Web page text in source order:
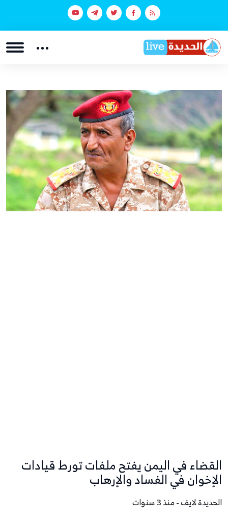
القضاء في اليمن يفتح ملفات تورط قيادات
الإخوان في الفساد والإرهاب
الحديدة لايف - منذ 3 سنوات